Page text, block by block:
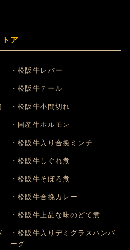
トア
・松阪牛レバー
・松阪牛テール
・松阪牛小間切れ
・国産牛ホルモン
・松阪牛入り合挽ミンチ
・松阪牛しぐれ煮
・松阪牛そぼろ煮
・松阪牛合挽カレー
・松阪牛上品な味のどて煮
・松阪牛入りデミグラスハンバ
ーグ